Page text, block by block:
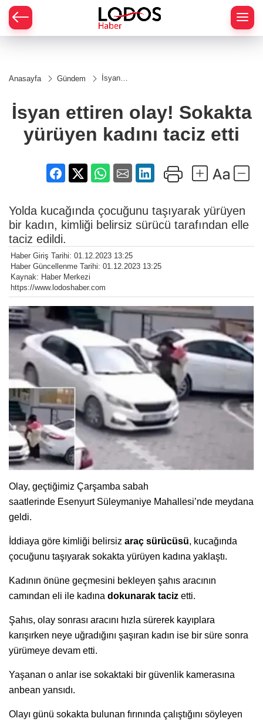
Anasayfa Gündem
İsyan
yürüyen
taciz
etti
İsyan ettiren olay! Sokakta
yürüyen kadını taciz etti
Yolda kucağında çocuğunu taşıyarak yürüyen
bir kadın, kimliği belirsiz sürücü tarafından elle
taciz edildi.
Haber Giriş Tarihi: 01.12.2023 13:25
Haber Güncellenme Tarihi: 01.12.2023 13:25
Kaynak: Haber Merkezi
https://www.lodoshaber.com
Olay, geçtiğimiz Çarşamba sabah
saatlerinde Esenyurt Süleymaniye Mahallesi’nde meydana
geldi.
İddiaya göre kimliği belirsiz araç sürücüsü, kucağında
çocuğunu taşıyarak sokakta yürüyen kadına yaklaştı.
Kadının önüne geçmesini bekleyen şahıs aracının
camından eli ile kadına dokunarak taciz etti.
Şahıs, olay sonrası aracını hızla sürerek kayıplara
karışırken neye uğradığını şaşıran kadın ise bir süre sonra
yürümeye devam etti.
Yaşanan o anlar ise sokaktaki bir güvenlik kamerasına
anbean yansıdı.
Olayı günü sokakta bulunan fırınında çalıştığını söyleyen